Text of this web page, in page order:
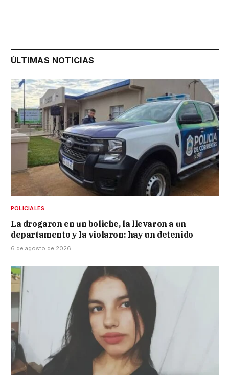
ÚLTIMAS NOTICIAS
POLICIALES
La drogaron en un boliche, la llevaron a un
departamento y la violaron: hay un detenido
6 de agosto de 2026